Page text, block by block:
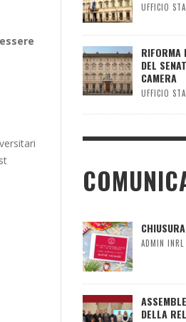
UFFICIO
RIFORMA
DEL
CAMERA
UFFICIO
ADMIN INRL
DELLA